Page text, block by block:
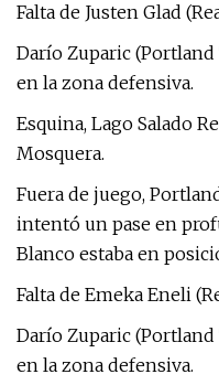
Falta de Justen Glad
Darío Zuparic
en la zona defensiva.
Esquina, Lago Salado
Mosquera.
Fuera de juego,
intentó un pase en
Blanco estaba en
Falta de Emeka Eneli
Darío Zuparic
en la zona defensiva.